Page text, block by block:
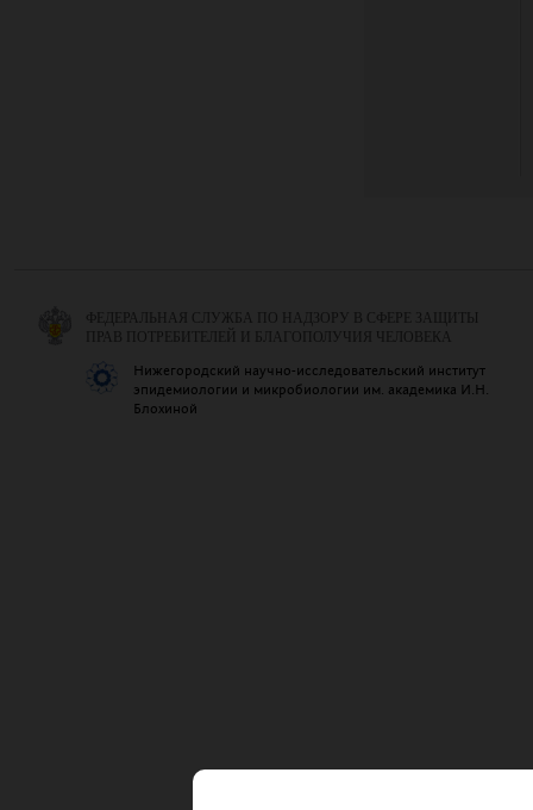
ФЕДЕРАЛЬНАЯ СЛУЖБА ПО НАДЗОРУ В СФЕРЕ ЗАЩИТЫ
ПРАВ ПОТРЕБИТЕЛЕЙ И БЛАГОПОЛУЧИЯ ЧЕЛОВЕКА
Нижегородский научно-исследовательский институт
эпидемиологии и микробиологии им. академика И.Н.
Блохиной